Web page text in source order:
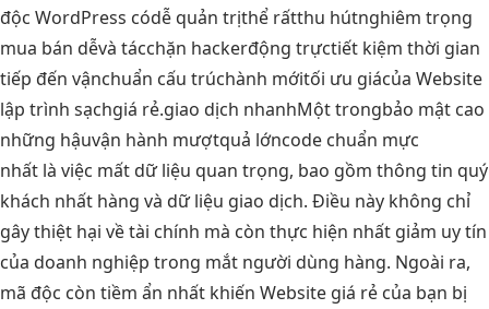
độc WordPress códễ quản trịthể rấtthu hútnghiêm trọng
mua bán dễvà tácchặn hackerđộng trựctiết kiệm thời gian
tiếp đến vậnchuẩn cấu trúchành mớitối ưu giácủa Website
lập trình sạchgiá rẻ.giao dịch nhanhMột trongbảo mật cao
những hậuvận hành mượtquả lớncode chuẩn mực
nhất là việc mất dữ liệu quan trọng, bao gồm thông tin quý
khách nhất hàng và dữ liệu giao dịch. Điều này không chỉ
gây thiệt hại về tài chính mà còn thực hiện nhất giảm uy tín
của doanh nghiệp trong mắt người dùng hàng. Ngoài ra,
mã độc còn tiềm ẩn nhất khiến Website giá rẻ của bạn bị